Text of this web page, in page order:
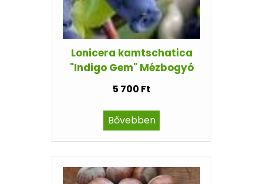
Lonicera kamtschatica
"Indigo Gem" Mézbogyó
5 700 Ft
Bővebben